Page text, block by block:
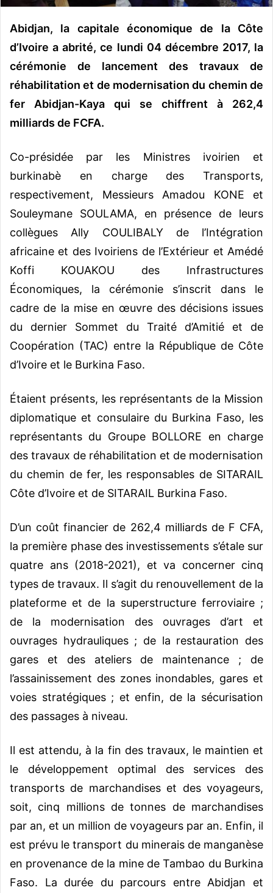
e
Abidjan, la capitale économique de la Côte
d’Ivoire a abrité, ce lundi 04 décembre 2017, la
cérémonie de lancement des travaux de
réhabilitation et de modernisation du chemin de
fer Abidjan-Kaya qui se chiffrent à 262,4
milliards de FCFA.
Co-présidée par les Ministres ivoirien et
burkinabè en charge des Transports,
respectivement, Messieurs Amadou KONE et
Souleymane SOULAMA, en présence de leurs
collègues Ally COULIBALY de l’Intégration
africaine et des Ivoiriens de l’Extérieur et Amédé
Koffi KOUAKOU des Infrastructures
Économiques, la cérémonie s’inscrit dans le
cadre de la mise en œuvre des décisions issues
du dernier Sommet du Traité d’Amitié et de
Coopération (TAC) entre la République de Côte
d’Ivoire et le Burkina Faso.
Étaient présents, les représentants de la Mission
diplomatique et consulaire du Burkina Faso, les
représentants du Groupe BOLLORE en charge
des travaux de réhabilitation et de modernisation
du chemin de fer, les responsables de SITARAIL
Côte d’Ivoire et de SITARAIL Burkina Faso.
D’un coût financier de 262,4 milliards de F CFA,
la première phase des investissements s’étale sur
quatre ans (2018-2021), et va concerner cinq
types de travaux. Il s’agit du renouvellement de la
plateforme et de la superstructure ferroviaire ;
de la modernisation des ouvrages d’art et
ouvrages hydrauliques ; de la restauration des
gares et des ateliers de maintenance ; de
l’assainissement des zones inondables, gares et
voies stratégiques ; et enfin, de la sécurisation
des passages à niveau.
Il est attendu, à la fin des travaux, le maintien et
le développement optimal des services des
transports de marchandises et des voyageurs,
soit, cinq millions de tonnes de marchandises
par an, et un million de voyageurs par an. Enfin, il
est prévu le transport du minerais de manganèse
en provenance de la mine de Tambao du Burkina
Faso. La durée du parcours entre Abidjan et